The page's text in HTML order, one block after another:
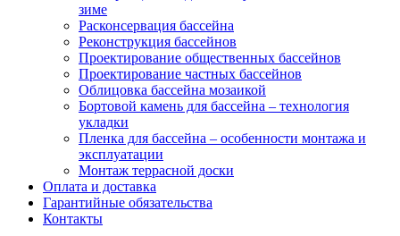
зиме
Расконсервация бассейна
Реконструкция бассейнов
Проектирование общественных бассейнов
Проектирование частных бассейнов
​Облицовка бассейна мозаикой
Бортовой камень для бассейна – технология
укладки
Пленка для бассейна – особенности монтажа и
эксплуатации
Монтаж террасной доски
Оплата и доставка
Гарантийные обязательства
Контакты